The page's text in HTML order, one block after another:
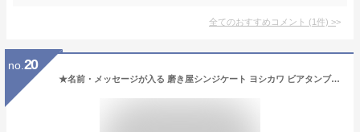
全てのおすすめコメント (1件) >
no. 20
★名前・メッセージが入る 磨き屋シンジケート ヨシカワ ビアタンブラー 400ml 専用箱入り YJ1104/日本製 ビールジョッキ 父の日 バレンタイン 誕生日 送別品 プレゼント 名前入り 名入れギフト 貰って嬉しい【きざみ屋】